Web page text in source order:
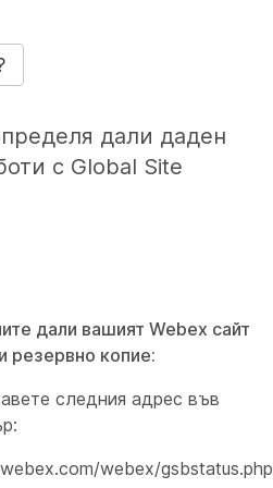
дали даден
с Global Site
дали вашият Webex сайт
резервно копие:
следния адрес във
webex/gsbstatus.php